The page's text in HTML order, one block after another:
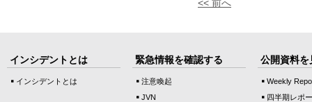
<< 前へ
インシデントとは
インシデントとは
緊急情報を確認する
注意喚起
JVN
公開資料を
Weekly
四半期レポ